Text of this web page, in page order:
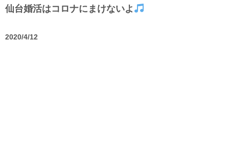
仙台婚活はコロナにまけないよ
2020/4/12